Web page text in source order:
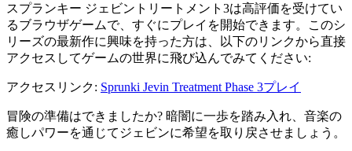
スプランキー ジェビントリートメント3は高評価を受けてい
るブラウザゲームで、すぐにプレイを開始できます。このシ
リーズの最新作に興味を持った方は、以下のリンクから直接
アクセスしてゲームの世界に飛び込んでみてください:
アクセスリンク: Sprunki Jevin Treatment Phase 3プレイ
冒険の準備はできましたか? 暗闇に一歩を踏み入れ、音楽の
癒しパワーを通じてジェビンに希望を取り戻させましょう。